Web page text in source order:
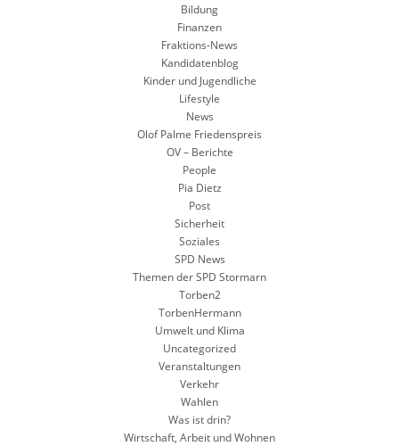
Bildung
Finanzen
Fraktions-News
Kandidatenblog
Kinder und Jugendliche
Lifestyle
News
Olof Palme Friedenspreis
OV – Berichte
People
Pia Dietz
Post
Sicherheit
Soziales
SPD News
Themen der SPD Stormarn
Torben2
TorbenHermann
Umwelt und Klima
Uncategorized
Veranstaltungen
Verkehr
Wahlen
Was ist drin?
Wirtschaft, Arbeit und Wohnen